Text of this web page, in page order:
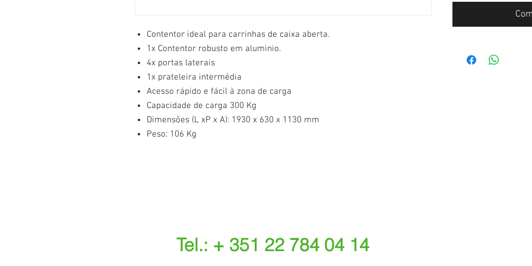
Contentor ideal para carrinhas de caixa aberta.
1x Contentor robusto em aluminio.
4x portas laterais
1x prateleira intermédia
Acesso rápido e fácil à zona de carga
Capacidade de carga 300 Kg
Dimensões (L xP x A): 1930 x 630 x 1130 mm
Peso: 106 Kg
Tel.: + 351 22 784 04 14